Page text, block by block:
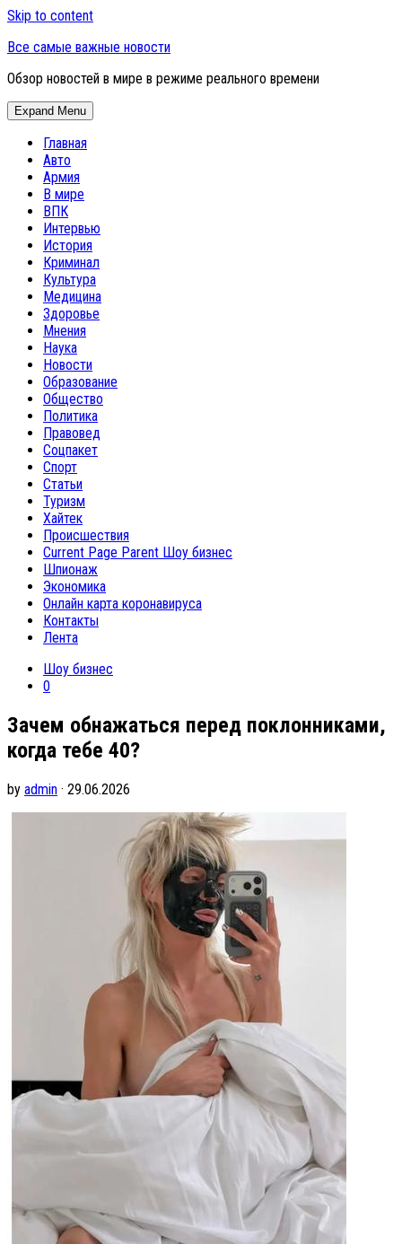
Skip to content
Все самые важные новости
Обзор новостей в мире в режиме реального времени
Expand Menu
Главная
Авто
Армия
В мире
ВПК
Интервью
История
Криминал
Культура
Медицина
Здоровье
Мнения
Наука
Новости
Образование
Общество
Политика
Правовед
Соцпакет
Спорт
Статьи
Туризм
Хайтек
Происшествия
Current Page Parent Шоу бизнес
Шпионаж
Экономика
Онлайн карта коронавируса
Контакты
Лента
Шоу бизнес
0
Зачем обнажаться перед поклонниками,
когда тебе 40?
by admin · 29.06.2026